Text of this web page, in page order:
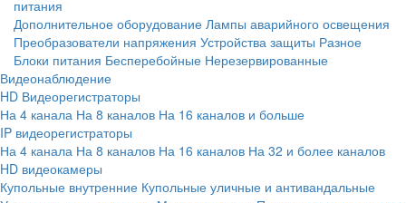
питания
Дополнительное оборудование Лампы аварийного освещения
Преобразователи напряжения Устройства защиты Разное
Блоки питания Бесперебойные Нерезервированные
Видеонаблюдение
HD Видеорегистраторы
На 4 канала На 8 каналов На 16 каналов и больше
IP видеорегистраторы
На 4 канала На 8 каналов На 16 каналов На 32 и более каналов
HD видеокамеры
Купольные внутренние Купольные уличные и антивандальные